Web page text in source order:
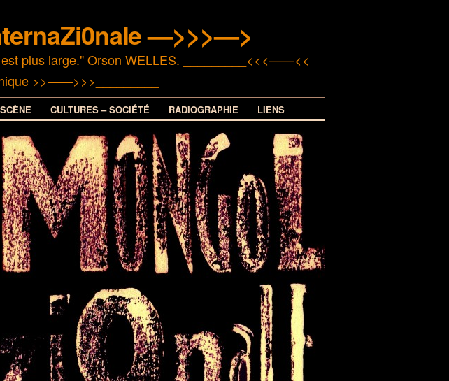
—>>>—>
plus large." Orson WELLES. _________<<<——<<
>>——>>>_________
CULTURES – SOCIÉTÉ RADIOGRAPHIE LIENS